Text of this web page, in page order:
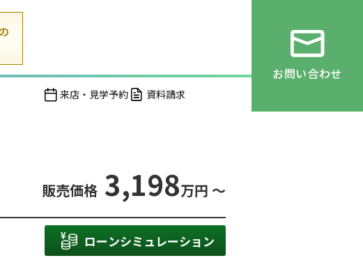
来店・見学予約 資料請求
お問い合わせ
販売価格 3,198万円 ～
ローンシミュレーション